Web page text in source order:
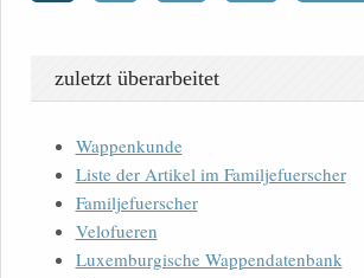
zuletzt überarbeitet
Wappenkunde
Liste der Artikel im Familjefuerscher
Familjefuerscher
Velofueren
Luxemburgische Wappendatenbank